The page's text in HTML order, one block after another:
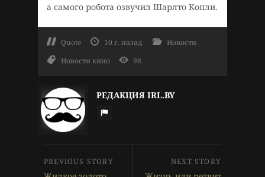
а самого робота озвучил Шарлто Копли.
Quote 10 г. назад
Новости
Новости кино
98
РЕДАКЦИЯ IRL.BY